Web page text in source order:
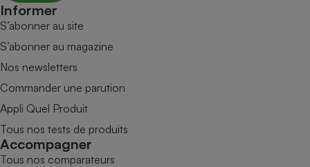
Informer
S’abonner au site
S’abonner au magazine
Nos newsletters
Commander une parution
Appli Quel Produit
Tous nos tests de produits
Accompagner
Tous nos comparateurs